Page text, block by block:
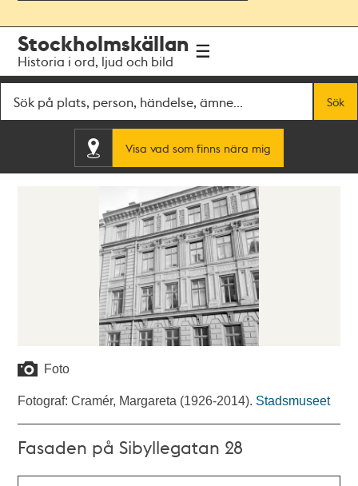
navigationen
huvudinnehållet
Stockholmskällan
Historia i ord, ljud och bild
Sök
Visa vad som finns nära mig
Foto
Fotograf: Cramér, Margareta (1926-2014). Stadsmuseet
Fasaden på Sibyllegatan 28